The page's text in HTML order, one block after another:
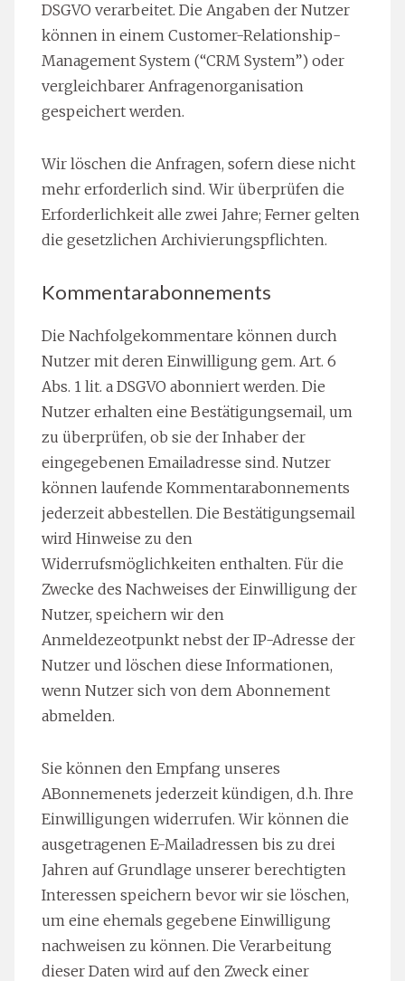
DSGVO verarbeitet. Die Angaben der Nutzer
können in einem Customer-Relationship-
Management System (“CRM System”) oder
vergleichbarer Anfragenorganisation
gespeichert werden.
Wir löschen die Anfragen, sofern diese nicht
mehr erforderlich sind. Wir überprüfen die
Erforderlichkeit alle zwei Jahre; Ferner gelten
die gesetzlichen Archivierungspflichten.
Kommentarabonnements
Die Nachfolgekommentare können durch
Nutzer mit deren Einwilligung gem. Art. 6
Abs. 1 lit. a DSGVO abonniert werden. Die
Nutzer erhalten eine Bestätigungsemail, um
zu überprüfen, ob sie der Inhaber der
eingegebenen Emailadresse sind. Nutzer
können laufende Kommentarabonnements
jederzeit abbestellen. Die Bestätigungsemail
wird Hinweise zu den
Widerrufsmöglichkeiten enthalten. Für die
Zwecke des Nachweises der Einwilligung der
Nutzer, speichern wir den
Anmeldezeotpunkt nebst der IP-Adresse der
Nutzer und löschen diese Informationen,
wenn Nutzer sich von dem Abonnement
abmelden.
Sie können den Empfang unseres
ABonnemenets jederzeit kündigen, d.h. Ihre
Einwilligungen widerrufen. Wir können die
ausgetragenen E-Mailadressen bis zu drei
Jahren auf Grundlage unserer berechtigten
Interessen speichern bevor wir sie löschen,
um eine ehemals gegebene Einwilligung
nachweisen zu können. Die Verarbeitung
dieser Daten wird auf den Zweck einer